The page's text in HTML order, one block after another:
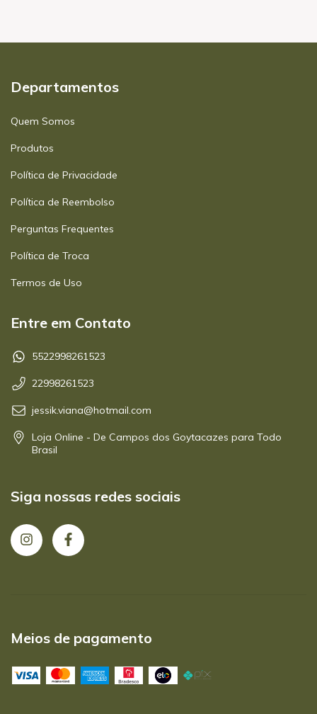
Departamentos
Quem Somos
Produtos
Política de Privacidade
Política de Reembolso
Perguntas Frequentes
Política de Troca
Termos de Uso
Entre em Contato
5522998261523
22998261523
jessik.viana@hotmail.com
Loja Online - De Campos dos Goytacazes para Todo
Brasil
Siga nossas redes sociais
Meios de pagamento